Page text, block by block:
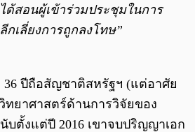
ด้สอนผู้เข้าร่วมประชุมในการ
กเลี่ยงการถูกลงโทษ”
36 ปีถือสัญชาติสหรัฐฯ (แต่อาศัย
ทยาศาสตร์ด้านการวิจัยของ
นับตั้งแต่ปี 2016 เขาจบปริญญาเอก